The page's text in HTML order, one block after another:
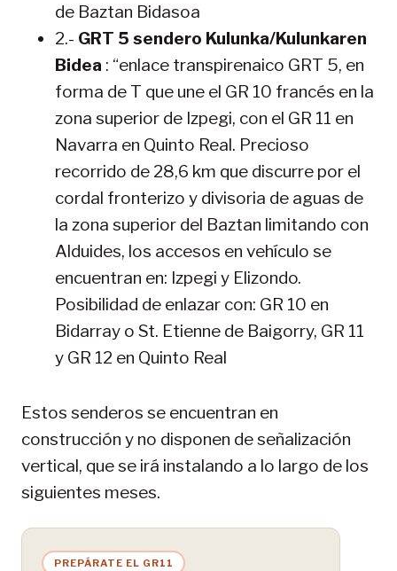
de Baztan Bidasoa
2.- GRT 5 sendero Kulunka/Kulunkaren
Bidea : “enlace transpirenaico GRT 5, en
forma de T que une el GR 10 francés en la
zona superior de Izpegi, con el GR 11 en
Navarra en Quinto Real. Precioso
recorrido de 28,6 km que discurre por el
cordal fronterizo y divisoria de aguas de
la zona superior del Baztan limitando con
Alduides, los accesos en vehículo se
encuentran en: Izpegi y Elizondo.
Posibilidad de enlazar con: GR 10 en
Bidarray o St. Etienne de Baigorry, GR 11
y GR 12 en Quinto Real
Estos senderos se encuentran en
construcción y no disponen de señalización
vertical, que se irá instalando a lo largo de los
siguientes meses.
PREPÁRATE EL GR11